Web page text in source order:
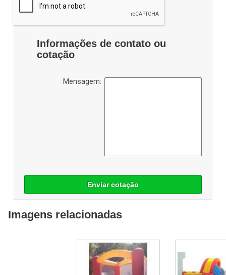
Informações de contato ou
cotação
Mensagem:
Enviar cotação
Imagens relacionadas